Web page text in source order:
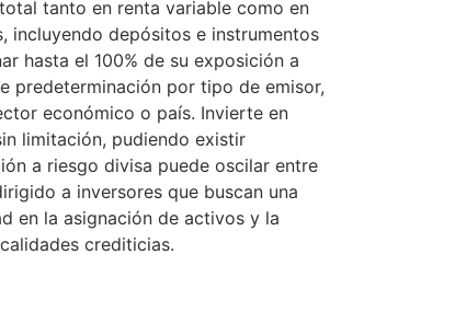
tanto en renta variable como en
incluyendo depósitos e instrumentos
hasta el 100% de su exposición a
predeterminación por tipo de emisor,
económico o país. Invierte en
limitación, pudiendo existir
a riesgo divisa puede oscilar entre
a inversores que buscan una
en la asignación de activos y la
crediticias.